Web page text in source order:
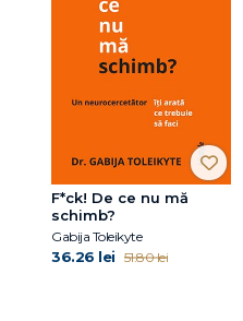
F*ck! De ce nu mă
schimb?
Gabija Toleikyte
36.26 lei 51.80 lei